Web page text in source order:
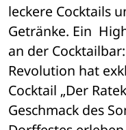
leckere Cocktails
Getränke. Ein
an der
Revolution hat
Cocktail „Der
Geschmack des